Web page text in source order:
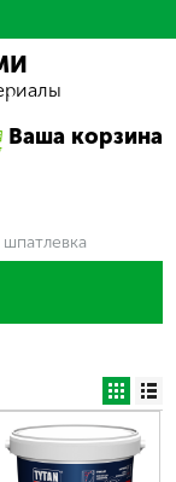
Ваша корзина
шпатлевка